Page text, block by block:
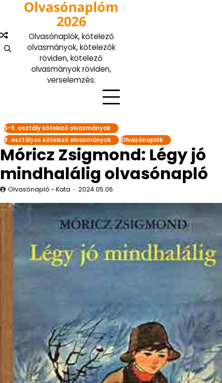
content
Olvasónaplóm
2026
Olvasónaplók, kötelező
olvasmányok, kötelezők
röviden, kötelező
olvasmányok röviden,
verselemzés.
5-8. osztály kötelező olvasmányok
8. osztályos kötelező olvasmányok
Olvasónaplók
Móricz Zsigmond: Légy jó
mindhalálig olvasónapló
Olvasónapló - Kata 2024.05.06.